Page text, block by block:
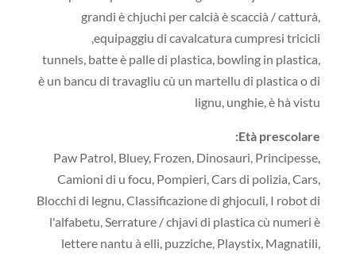
grandi è chjuchi per calcià è scaccià / catturà,
equipaggiu di cavalcatura cumpresi tricicli,
tunnels, batte è palle di plastica, bowling in plastica,
è un bancu di travagliu cù un martellu di plastica o di
lignu, unghie, è hà vistu
Età prescolare:
Paw Patrol, Bluey, Frozen, Dinosauri, Principesse,
Camioni di u focu, Pompieri, Cars di polizia, Cars,
Blocchi di legnu, Classificazione di ghjoculi, I robot di
l'alfabetu, Serrature / chjavi di plastica cù numeri è
lettere nantu à elli, puzziche, Playstix, Magnatili,